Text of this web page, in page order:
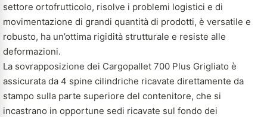
settore ortofrutticolo, risolve i problemi logistici e di
movimentazione di grandi quantità di prodotti, è versatile e
robusto, ha un’ottima rigidità strutturale e resiste alle
deformazioni.
La sovrapposizione dei Cargopallet 700 Plus Grigliato è
assicurata da 4 spine cilindriche ricavate direttamente da
stampo sulla parte superiore del contenitore, che si
incastrano in opportune sedi ricavate sul fondo dei